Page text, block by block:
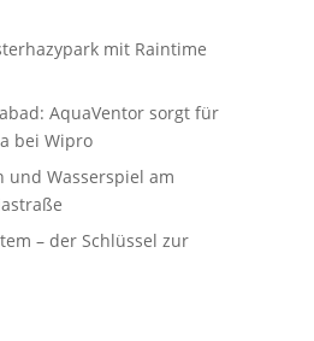
mit Raintime
AquaVentor sorgt für
bei Wipro
und Wasserspiel am
– der Schlüssel zur